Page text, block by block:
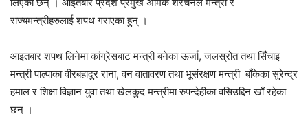
राज्यमन्त्रीहरुलाई शपथ गराएका हुन् ।
आइतबार शपथ लिनेमा कांग्रेसबाट मन्त्री बनेका ऊर्जा, जलस्रोत तथा सिँचाइ
मन्त्री पाल्पाका वीरबहादुर राना, वन वातावरण तथा भूसंरक्षण मन्त्री बाँकेका सुरेन्द्र
हमाल र शिक्षा विज्ञान युवा तथा खेलकुद मन्त्रीमा रुपन्देहीका वसिउद्दिन खाँ रहेका
छन् ।